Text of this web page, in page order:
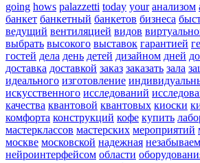
going hows palazzetti today your анализом
банкет банкетный банкетов бизнеса
ведущий вентиляцией видов
выбрать высокого выставок гарантией
гостей дела день детей дизайном дней
доставка доставкой заказ заказать зала
идеального изготовление
искусственного исследований
качества квантовой квантовых киоски
комфорта конструкций кофе купить
мастерклассов мастерских мероприятий
москве московской надежная
нейроинтерфейсом области